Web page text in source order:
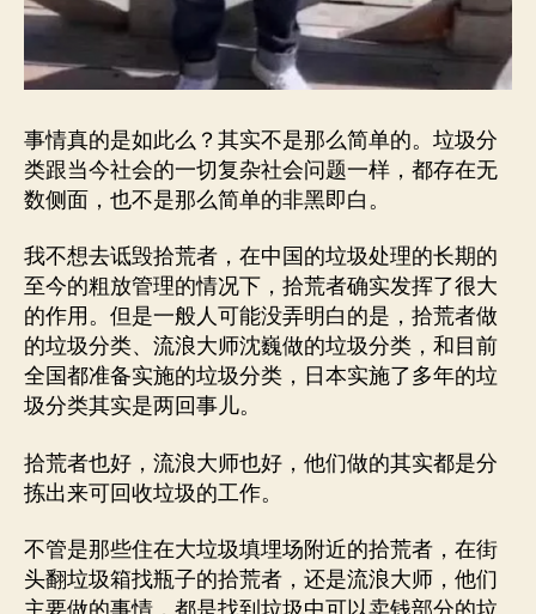
事情真的是如此么？其实不是那么简单的。垃圾分
类跟当今社会的一切复杂社会问题一样，都存在无
数侧面，也不是那么简单的非黑即白。
我不想去诋毁拾荒者，在中国的垃圾处理的长期的
至今的粗放管理的情况下，拾荒者确实发挥了很大
的作用。但是一般人可能没弄明白的是，拾荒者做
的垃圾分类、流浪大师沈巍做的垃圾分类，和目前
全国都准备实施的垃圾分类，日本实施了多年的垃
圾分类其实是两回事儿。
拾荒者也好，流浪大师也好，他们做的其实都是分
拣出来可回收垃圾的工作。
不管是那些住在大垃圾填埋场附近的拾荒者，在街
头翻垃圾箱找瓶子的拾荒者，还是流浪大师，他们